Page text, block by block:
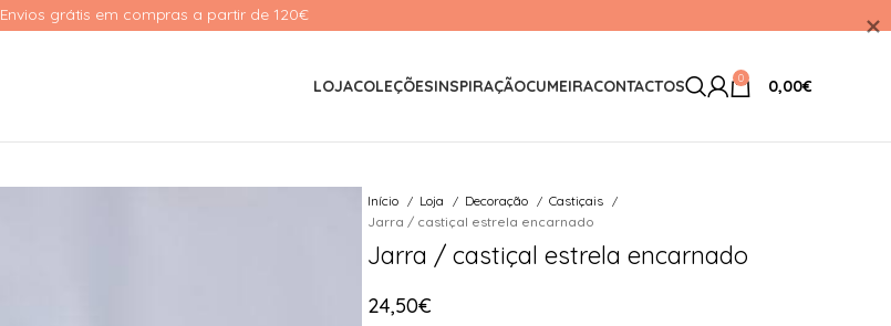
LOJACOLEÇÕESINSPIRAÇÃOCUMEIRACONTACTOS 0 0,00€
Início Loja Decoração
Castiçais
Jarra / castiçal estrela encarnado
Jarra / castiçal estrela encarnado
24,50€
Envios grátis em compras a partir de 120€